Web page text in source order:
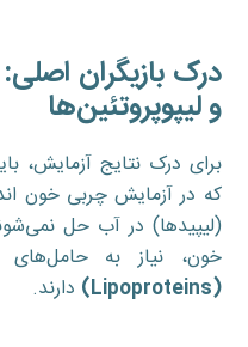
درک بازیگران
و لیپوپروتئین‌ها
برای درک نتایج آزمایش،
که در آزمایش چربی خون
(لیپیدها) در آب حل
خون، نیاز به حامل‌های
(
Lipoproteins
) دارند.